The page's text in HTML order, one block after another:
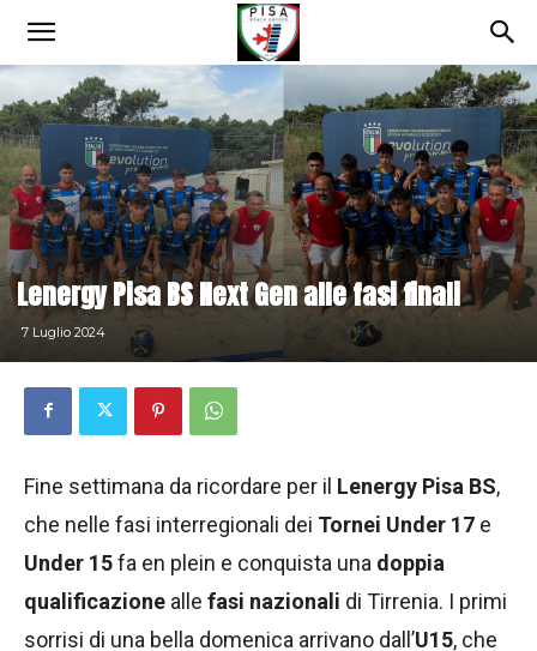
Lenergy Pisa BS Next Gen alle fasi finali
7 Luglio 2024
Fine settimana da ricordare per il Lenergy Pisa BS,
che nelle fasi interregionali dei Tornei Under 17 e
Under 15fa en plein e conquista una doppia
qualificazione alle fasi nazionali di Tirrenia. I primi
sorrisi di una bella domenica arrivano dall’U15, che